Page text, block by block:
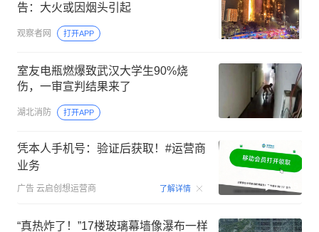
告：大火或因烟头引起
观察者网 打开APP
室友电瓶燃爆致武汉大学生90%烧
伤，一审宣判结果来了
湖北消防 打开APP
凭本人手机号：验证后获取！#运营商
业务
广告 云启创想运营商 了解详情 00:15
“真热炸了！”17楼玻璃幕墙像瀑布一样